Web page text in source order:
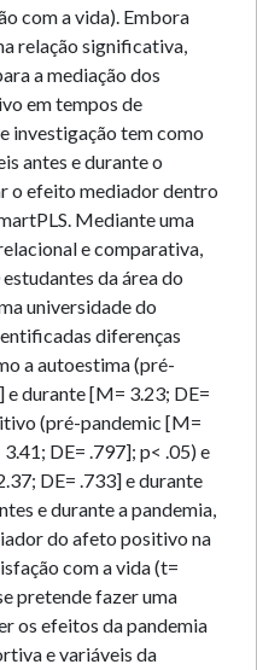
com a vida). Embora
relação significativa,
a mediação dos
em tempos de
investigação tem como
antes e durante o
o efeito mediador dentro
Mediante uma
e comparativa,
da área do
universidade do
diferenças
a autoestima (pré-
durante [M= 3.23; DE=
(pré-pandemic [M=
DE= .797]; p< .05) e
DE= .733] e durante
e durante a pandemia,
do afeto positivo na
com a vida (t=
pretende fazer uma
os efeitos da pandemia
e variáveis da